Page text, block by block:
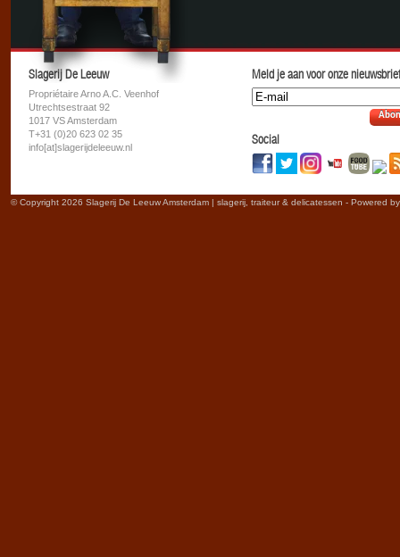
Slagerij De Leeuw
Propriétaire Arno A.C. Veenhof
Utrechtsestraat 92
1017 VS Amsterdam
T+31 (0)20 623 02 35
info[at]slagerijdeleeuw.nl
Meld je aan voor onze
Social
© Copyright 2026 Slagerij De Leeuw Amsterdam | slagerij, traiteur & delicatessen - Powered